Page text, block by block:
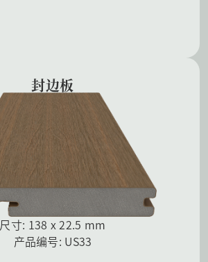
封边板
尺寸: 138 x 22.5 mm
产品编号: US33